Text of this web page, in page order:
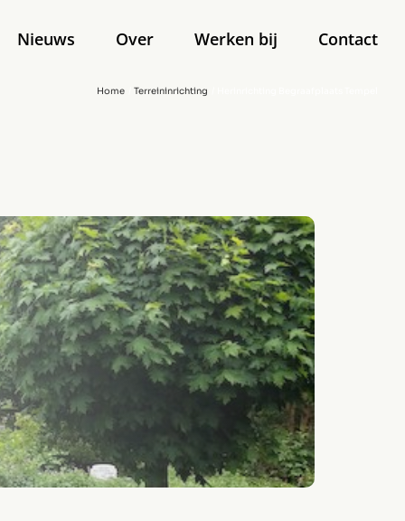
Nieuws Over Werken bij Contact
Home Terreininrichting